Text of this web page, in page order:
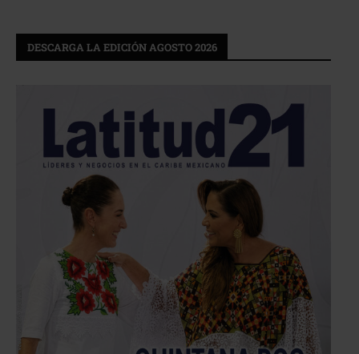
DESCARGA LA EDICIÓN AGOSTO 2026